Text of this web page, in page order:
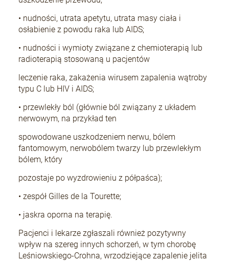
• nudności, utrata apetytu, utrata masy ciała i
osłabienie z powodu raka lub AIDS;
• nudności i wymioty związane z chemioterapią lub
radioterapią stosowaną u pacjentów
leczenie raka, zakażenia wirusem zapalenia wątroby
typu C lub HIV i AIDS;
• przewlekły ból (głównie ból związany z układem
nerwowym, na przykład ten
spowodowane uszkodzeniem nerwu, bólem
fantomowym, nerwobólem twarzy lub przewlekłym
bólem, który
pozostaje po wyzdrowieniu z półpaśca);
• zespół Gilles de la Tourette;
• jaskra oporna na terapię.
Pacjenci i lekarze zgłaszali również pozytywny
wpływ na szereg innych schorzeń, w tym chorobę
Leśniowskiego-Crohna, wrzodziejące zapalenie jelita